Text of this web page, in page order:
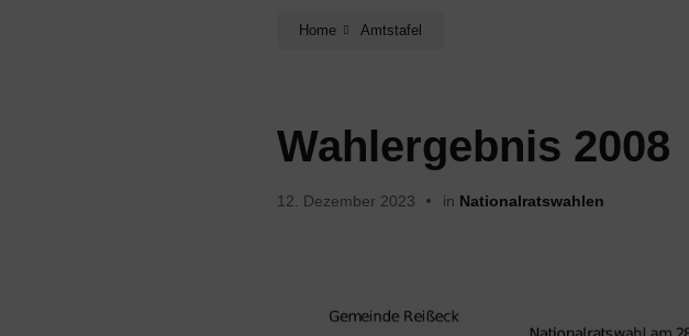
Home Amtstafel
Wahlergebnis 2008
12. Dezember 2023 in Nationalratswahlen